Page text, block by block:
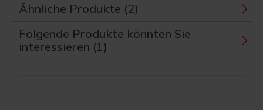
Ähnliche Produkte (2)
Folgende Produkte könnten Sie
interessieren (1)